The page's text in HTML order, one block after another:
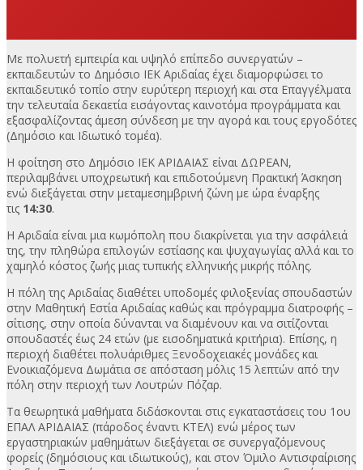
Με πολυετή εμπειρία και υψηλό επίπεδο συνεργατών –
εκπαιδευτών το Δημόσιο ΙΕΚ Αριδαίας έχει διαμορφώσει το
εκπαιδευτικό τοπίο στην ευρύτερη περιοχή και στα Επαγγέλματα
την τελευταία δεκαετία εισάγοντας καινοτόμα προγράμματα και
εξασφαλίζοντας άμεση σύνδεση με την αγορά και τους εργοδότες
(Δημόσιο και Ιδιωτικό τομέα).
Η φοίτηση στο Δημόσιο ΙΕΚ ΑΡΙΔΑΙΑΣ είναι ΔΩΡΕΑΝ,
περιλαμβάνει υποχρεωτική και επιδοτούμενη Πρακτική Άσκηση
ενώ διεξάγεται στην μεταμεσημβρινή ζώνη με ώρα έναρξης
τις 14:30.
Η Αριδαία είναι μια κωμόπολη που διακρίνεται για την ασφάλειά
της, την πληθώρα επιλογών εστίασης και ψυχαγωγίας αλλά και το
χαμηλό κόστος ζωής μιας τυπικής ελληνικής μικρής πόλης.
Η πόλη της Αριδαίας διαθέτει υποδομές φιλοξενίας σπουδαστών
στην Μαθητική Εστία Αριδαίας καθώς και πρόγραμμα διατροφής –
σίτισης, στην οποία δύνανται να διαμένουν και να σιτίζονται
σπουδαστές έως 24 ετών (με εισοδηματικά κριτήρια). Επίσης, η
περιοχή διαθέτει πολυάριθμες Ξενοδοχειακές μονάδες και
Ενοικιαζόμενα Δωμάτια σε απόσταση μόλις 15 λεπτών από την
πόλη στην περιοχή των Λουτρών Πόζαρ.
Τα θεωρητικά μαθήματα διδάσκονται στις εγκαταστάσεις του 1ου
ΕΠΑΛ ΑΡΙΔΑΙΑΣ (πάροδος έναντι ΚΤΕΛ) ενώ μέρος των
εργαστηριακών μαθημάτων διεξάγεται σε συνεργαζόμενους
φορείς (δημόσιους και ιδιωτικούς), και στον Όμιλο Αντισφαίρισης